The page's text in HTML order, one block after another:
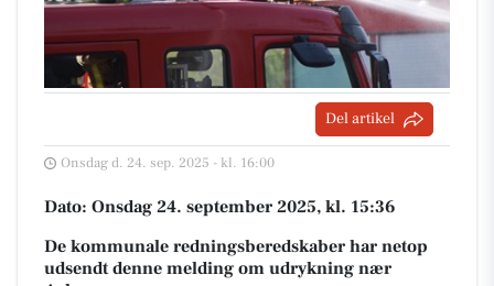
Del artikel
Onsdag d. 24. sep. 2025 - kl. 16:00
Dato: Onsdag 24. september 2025, kl. 15:36
De kommunale redningsberedskaber har netop
udsendt denne melding om udrykning nær